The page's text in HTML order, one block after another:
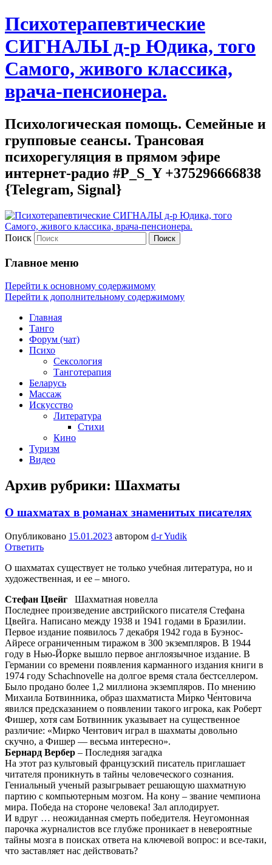
Психотерапевтические
СИГНАЛЫ д-р Юдика, того
Самого, живого классика,
врача-пенсионера.
Психологическая помощь. Семейные и
групповые сеансы. Трансовая
психорегуляция в прямом эфире
интернет-радио #P_S_Y +375296666838
{Telegram, Signal}
Поиск
Главное меню
Перейти к основному содержимому
Перейти к дополнительному содержимому
Главная
Танго
Форум (чат)
Психо
Сексология
Танготерапия
Беларусь
Массаж
Искусство
Литература
Стихи
Кино
Туризм
Видео
Архив рубрики: Шахматы
О шахматах в романах знаменитых писателях
Опубликовано 15.01.2023 автором d-r Yudik
Ответить
О шахматах существует не только учебная литература, но и
художественная, и ее – много.
Стефан Цвейг
Шахматная новелла
Последнее произведение австрийского писателя Стефана
Цвейга. Написано между 1938 и 1941 годами в Бразилии.
Первое издание появилось 7 декабря 1942 года в Буэнос-
Айресе ограниченным тиражом в 300 экземпляров. В 1944
году в Нью-Йорке вышло первое англоязычное издание. В
Германии со времени появления карманного издания книги в
1974 году Schachnovelle на долгое время стала бестселлером.
Было продано более 1,2 миллиона экземпляров. По мнению
Михаила Ботвинника, образ шахматиста Ми́рко Че́нтовича
явился предсказанием о появлении такого игрока, как Роберт
Фишер, хотя сам Ботвинник указывает на существенное
различие: «Мирко Чентович играл в шахматы довольно
скучно, а Фишер — весьма интересно».
Бернард Вербер – Последняя загадка
На этот раз культовый французский писатель приглашает
читателя проникнуть в тайны человеческого сознания.
Гениальный ученый разыгрывает решающую шахматную
партию с компьютерным мозгом. На кону – звание чемпиона
мира. Победа на стороне человека! Зал аплодирует.
И вдруг … неожиданная смерть победителя. Неугомонная
парочка журналистов все глубже проникает в невероятные
тайны мозга в поисках ответа на ключевой вопрос: и все-таки,
что заставляет нас действовать?